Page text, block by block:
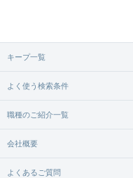
キープ一覧
よく使う検索条件
職種のご紹介一覧
会社概要
よくあるご質問